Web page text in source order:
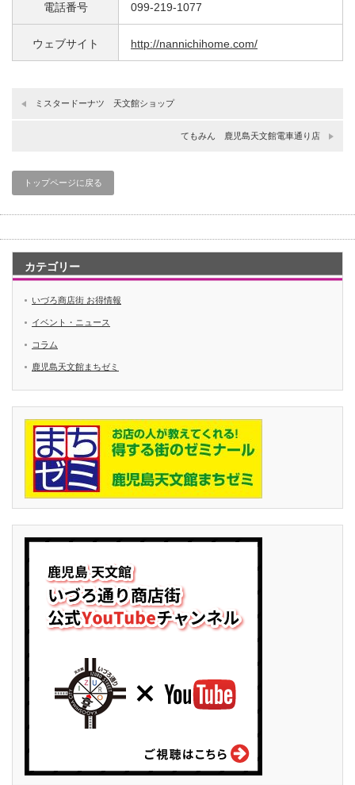
電話番号 099-219-1077
ウェブサイト http://nannichihome.com/
ミスタードーナツ 天文館ショップ
てもみん 鹿児島天文館電車通り店
トップページに戻る
カテゴリー
いづろ商店街 お得情報
イベント・ニュース
コラム
鹿児島天文館まちゼミ